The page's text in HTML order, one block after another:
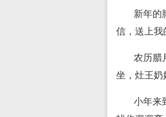
新年的
信，送上我
农历腊
坐，灶王奶
小年来